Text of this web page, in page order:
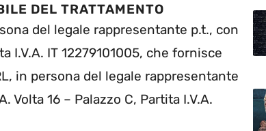
DEL TRATTAMENTO
del legale rappresentante p.t., con
I.V.A. IT 12279101005, che fornisce
in persona del legale rappresentante
Volta 16 – Palazzo C, Partita I.V.A.